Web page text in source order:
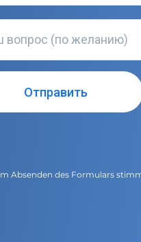
Absenden des Formulars